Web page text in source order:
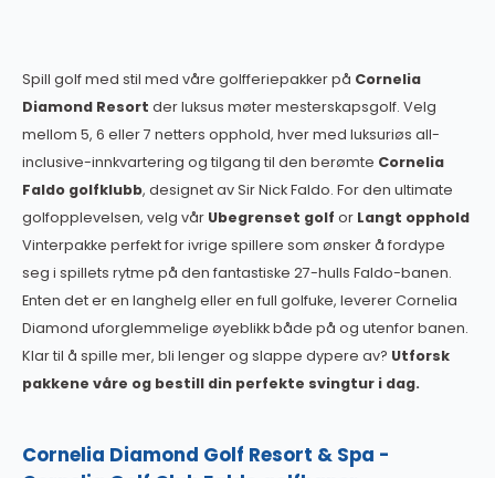
Spill golf med stil med våre golfferiepakker på Cornelia
Diamond Resort der luksus møter mesterskapsgolf. Velg
mellom 5, 6 eller 7 netters opphold, hver med luksuriøs all-
inclusive-innkvartering og tilgang til den berømte Cornelia
Faldo golfklubb, designet av Sir Nick Faldo. For den ultimate
golfopplevelsen, velg vår Ubegrenset golf or Langt opphold
Vinterpakke perfekt for ivrige spillere som ønsker å fordype
seg i spillets rytme på den fantastiske 27-hulls Faldo-banen.
Enten det er en langhelg eller en full golfuke, leverer Cornelia
Diamond uforglemmelige øyeblikk både på og utenfor banen.
Klar til å spille mer, bli lenger og slappe dypere av? Utforsk
pakkene våre og bestill din perfekte svingtur i dag.
Cornelia Diamond Golf Resort & Spa -